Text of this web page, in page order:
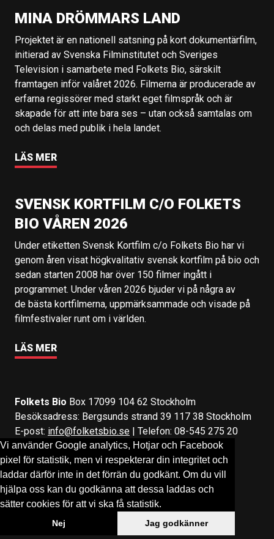
Vi använder Google analytics, Hotjar och Facebook
pixel för statistik, men vi respekterar din integritet och
laddar därför inte in det förrän du godkänt. Om du vill
hjälpa oss kan du godkänna att dessa laddas och
sätter cookies för att vi ska få statistik.
Nej Jag godkänner
MINA DRÖMMARS LAND
Projektet är en nationell satsning på kort dokumentärfilm,
initierad av Svenska Filminstitutet och Sveriges
Television i samarbete med Folkets Bio, särskilt
framtagen inför valåret 2026. Filmerna är producerade av
erfarna regissörer med starkt eget filmspråk och är
skapade för att inte bara ses – utan också samtalas om
och delas med publik i hela landet.
LÄS MER
SVENSK KORTFILM C/O FOLKETS
BIO VÅREN 2026
Under etiketten Svensk Kortfilm c/o Folkets Bio har vi
genom åren visat högkvalitativ svensk kortfilm på bio och
sedan starten 2008 har över 150 filmer ingått i
programmet. Under våren 2026 bjuder vi på några av
de bästa kortfilmerna, uppmärksammade och visade på
filmfestivaler runt om i världen.
LÄS MER
Folkets Bio Box 17099 104 62 Stockholm
Besöksadress: Bergsunds strand 39 117 38 Stockholm
E-post: info@folketsbio.se | Telefon: 08-545 275 20
Följ oss på:Facebook&Instagram